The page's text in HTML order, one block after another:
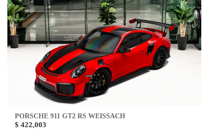
PORSCHE 911 GT2 RS WEISSACH
$ 422,003